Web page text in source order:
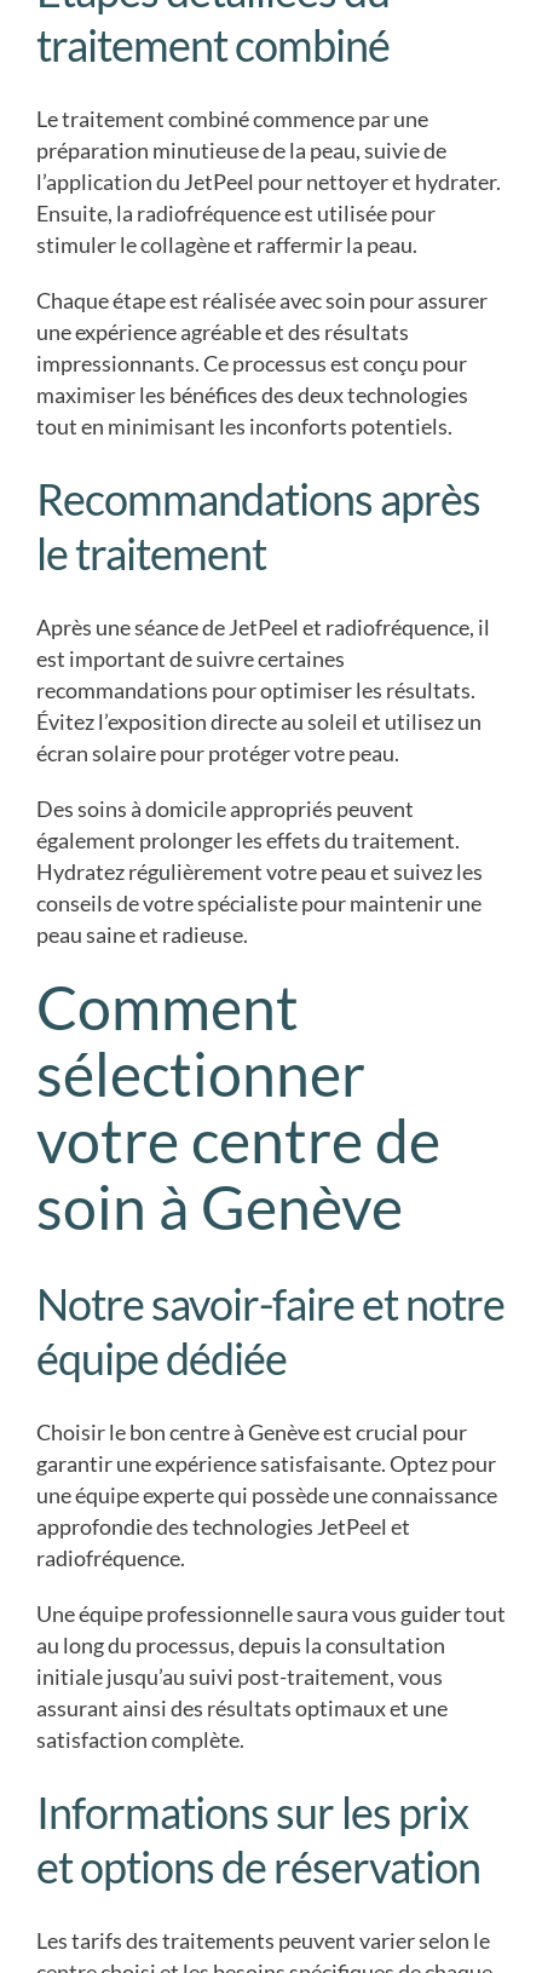
traitement combiné
Le traitement combiné commence par une
préparation minutieuse de la peau, suivie de
l’application du JetPeel pour nettoyer et hydrater.
Ensuite, la radiofréquence est utilisée pour
stimuler le collagène et raffermir la peau.
Chaque étape est réalisée avec soin pour assurer
une expérience agréable et des résultats
impressionnants. Ce processus est conçu pour
maximiser les bénéfices des deux technologies
tout en minimisant les inconforts potentiels.
Recommandations après
le traitement
Après une séance de JetPeel et radiofréquence, il
est important de suivre certaines
recommandations pour optimiser les résultats.
Évitez l’exposition directe au soleil et utilisez un
écran solaire pour protéger votre peau.
Des soins à domicile appropriés peuvent
également prolonger les effets du traitement.
Hydratez régulièrement votre peau et suivez les
conseils de votre spécialiste pour maintenir une
peau saine et radieuse.
Comment
sélectionner
votre centre de
soin à Genève
Notre savoir-faire et notre
équipe dédiée
Choisir le bon centre à Genève est crucial pour
garantir une expérience satisfaisante. Optez pour
une équipe experte qui possède une connaissance
approfondie des technologies JetPeel et
radiofréquence.
Une équipe professionnelle saura vous guider tout
au long du processus, depuis la consultation
initiale jusqu’au suivi post-traitement, vous
assurant ainsi des résultats optimaux et une
satisfaction complète.
Informations sur les prix
et options de réservation
Les tarifs des traitements peuvent varier selon le